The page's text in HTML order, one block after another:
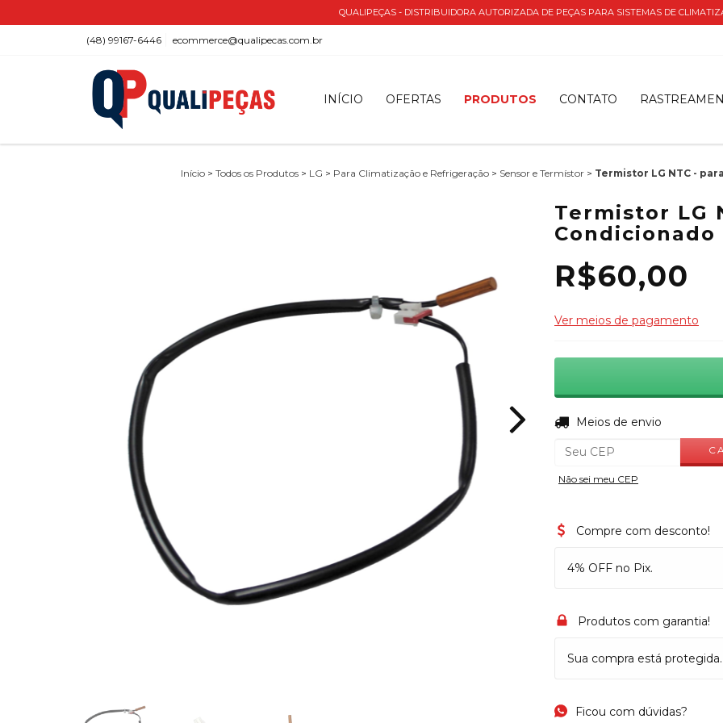
QUALIPEÇAS - DISTRIBUIDORA AUTORIZADA DE PEÇAS PARA SISTEMAS DE
(48) 99167-6446 ecommerce@qualipecas.com.br
INÍCIO OFERTAS PRODUTOS CONTATO
Início > Todos os Produtos > LG > Para Climatização e Refrigeração > Sensor e Termístor > Termistor LG NTC -
Termistor LG
Condicionado
R$60,00
Ver meios de pagamento
Entregas para o CEP:
Meios de envio
Não sei meu CEP
Compre com desconto!
4% OFF no Pix.
Produtos com garantia!
Sua compra está protegida.
Ficou com dúvidas?